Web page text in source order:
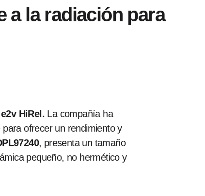
a la radiación para
HiRel. La compañía ha
ofrecer un rendimiento y
, presenta un tamaño
pequeño, no hermético y